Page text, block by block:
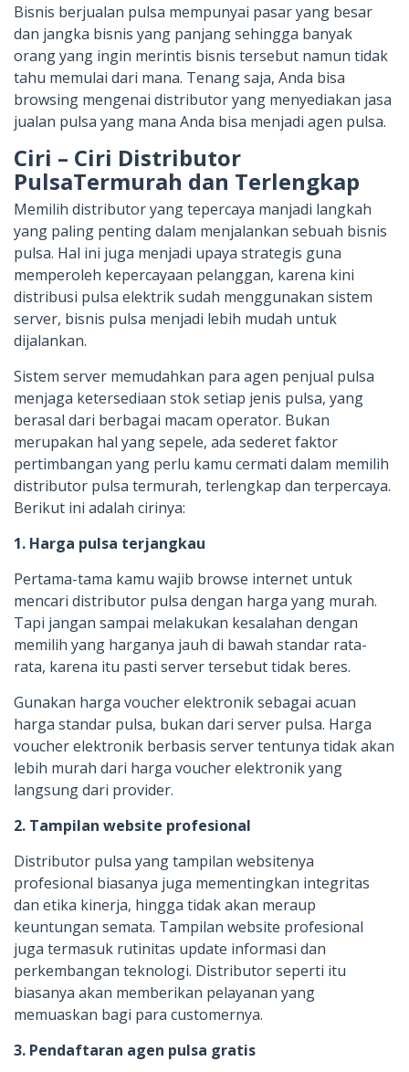
Bisnis berjualan pulsa mempunyai pasar yang besar
dan jangka bisnis yang panjang sehingga banyak
orang yang ingin merintis bisnis tersebut namun tidak
tahu memulai dari mana. Tenang saja, Anda bisa
browsing mengenai distributor yang menyediakan jasa
jualan pulsa yang mana Anda bisa menjadi agen pulsa.
Ciri – Ciri Distributor
PulsaTermurah dan Terlengkap
Memilih distributor yang tepercaya manjadi langkah
yang paling penting dalam menjalankan sebuah bisnis
pulsa. Hal ini juga menjadi upaya strategis guna
memperoleh kepercayaan pelanggan, karena kini
distribusi pulsa elektrik sudah menggunakan sistem
server, bisnis pulsa menjadi lebih mudah untuk
dijalankan.
Sistem server memudahkan para agen penjual pulsa
menjaga ketersediaan stok setiap jenis pulsa, yang
berasal dari berbagai macam operator. Bukan
merupakan hal yang sepele, ada sederet faktor
pertimbangan yang perlu kamu cermati dalam memilih
distributor pulsa termurah, terlengkap dan terpercaya.
Berikut ini adalah cirinya:
1. Harga pulsa terjangkau
Pertama-tama kamu wajib browse internet untuk
mencari distributor pulsa dengan harga yang murah.
Tapi jangan sampai melakukan kesalahan dengan
memilih yang harganya jauh di bawah standar rata-
rata, karena itu pasti server tersebut tidak beres.
Gunakan harga voucher elektronik sebagai acuan
harga standar pulsa, bukan dari server pulsa. Harga
voucher elektronik berbasis server tentunya tidak akan
lebih murah dari harga voucher elektronik yang
langsung dari provider.
2. Tampilan website profesional
Distributor pulsa yang tampilan websitenya
profesional biasanya juga mementingkan integritas
dan etika kinerja, hingga tidak akan meraup
keuntungan semata. Tampilan website profesional
juga termasuk rutinitas update informasi dan
perkembangan teknologi. Distributor seperti itu
biasanya akan memberikan pelayanan yang
memuaskan bagi para customernya.
3. Pendaftaran agen pulsa gratis